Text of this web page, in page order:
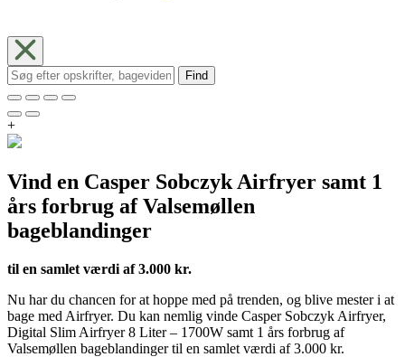
Find
+
Vind en Casper Sobczyk Airfryer samt 1
års forbrug af Valsemøllen
bageblandinger
til en samlet værdi af 3.000 kr.
Nu har du chancen for at hoppe med på trenden, og blive mester i at
bage med Airfryer. Du kan nemlig vinde Casper Sobczyk Airfryer,
Digital Slim Airfryer 8 Liter – 1700W samt 1 års forbrug af
Valsemøllen bageblandinger til en samlet værdi af 3.000 kr.